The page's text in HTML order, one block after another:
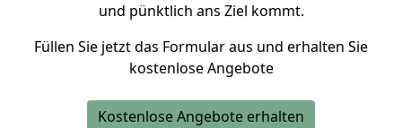
und pünktlich ans Ziel kommt.
Füllen Sie jetzt das Formular aus und erhalten Sie
kostenlose Angebote
Kostenlose Angebote erhalten